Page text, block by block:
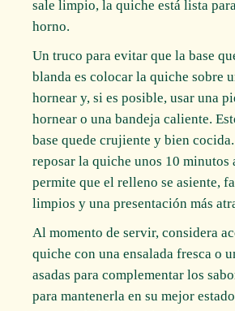
sale limpio, la quiche está lista
horno.
Un truco para evitar que la base
blanda es colocar la quiche sobre
hornear y, si es posible, usar una
hornear o una bandeja caliente.
base quede crujiente y bien
reposar la quiche unos 10 minutos
permite que el relleno se asiente,
limpios y una presentación más
Al momento de servir, considera
quiche con una ensalada fresca o
asadas para complementar los
para mantenerla en su mejor